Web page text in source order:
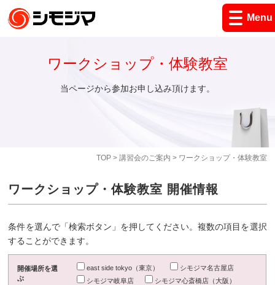
Menu
TOP> 講習会のご案内 > ワークショップ・体験教室
ワークショップ・体験教室
当ページから参加お申し込み頂けます。
ワークショップ・体験教室 開催情報
条件を選んで「検索ボタン」を押してください。複数の項目を選択
することができます。
開催場所を選
ぶ
east side tokyo（東京）
シモジマ名古屋店
シモジマ岐阜店
シモジマ心斎橋店（大阪）